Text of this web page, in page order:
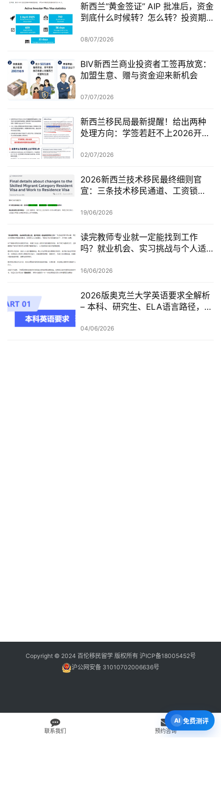
新西兰“黄金签证” AIP 批准后，资金
到底什么时候转？怎么转？投资期
08/07/2026
BIV新西兰商业投资者工签再放宽：
加盟生意、赠与资金迎来新机会
07/07/2026
新西兰移民局最新提醒！给出两种
处理方向：学签若赶不上2026开
02/07/2026
2026新西兰技术移民最终细则官
宣：三条技术移民通道、工资锁
查一次梳理
19/06/2026
读完教师专业就一定能找到工作
吗？就业机会、实习挑战与个人适
16/06/2026
2026版奥克兰大学英语要求全解析
– 本科、研究生、ELA语言路径，一
04/06/2026
Copyright © 2024 百伦移民留学 版权所有 沪ICP备18005452号
沪公网安备 31010702006636号
联系我们 预约咨询
免费测评